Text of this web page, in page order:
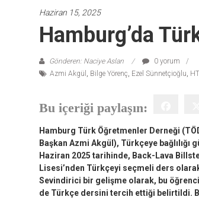
Haziran 15, 2025
Hamburg’da
Gönderen: Naciye Aslan
0 yorum
Azmi Akgül , Bilge Yörenç, Ezel Sünnetçioğlu,
Bu içeriği paylaşın:
Hamburg Türk Öğretmenler Derneği
Başkan Azmi Akgül), Türkçeye
Haziran 2025 tarihinde, Back-Lava
Lisesi’nden Türkçeyi seçmeli ders
Sevindirici bir gelişme olarak, bu
de Türkçe dersini tercih ettiği belirtildi.